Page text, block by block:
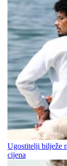
Ugostitelji bilježe
cijena